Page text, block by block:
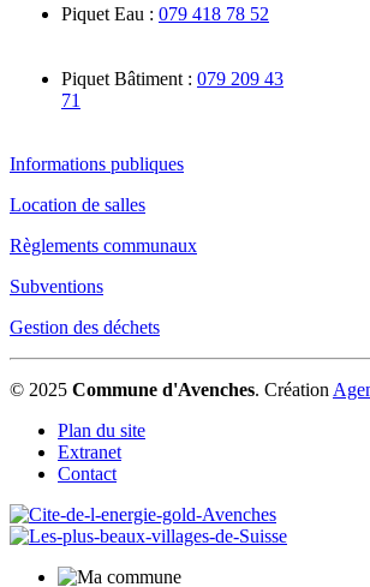
Piquet Eau : 079 418 78 52
Piquet Bâtiment : 079 209 43
71
Informations publiques
Location de salles
Règlements communaux
Subventions
Gestion des déchets
© 2025 Commune d'Avenches. Création
Plan du site
Extranet
Contact